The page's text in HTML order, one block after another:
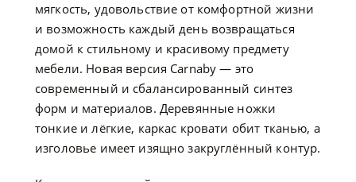
мягкость, удовольствие от комфортной жизни
и возможность каждый день возвращаться
домой к стильному и красивому предмету
мебели. Новая версия Carnaby — это
современный и сбалансированный синтез
форм и материалов. Деревянные ножки
тонкие и лёгкие, каркас кровати обит тканью, а
изголовье имеет изящно закруглённый контур.